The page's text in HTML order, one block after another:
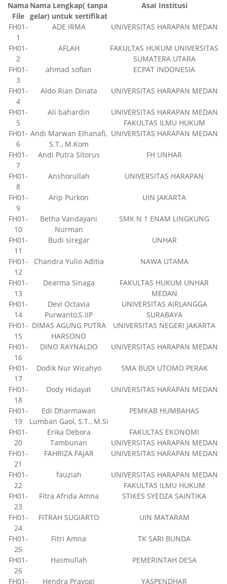
Nama
File
Nama Lengkap( tanpa
gelar) untuk sertifikat
AsaI Institusi
FH01-
1
ADE IRMA UNIVERSITAS HARAPAN MEDAN
FH01-
2
AFLAH
FAKULTAS HUKUM UNIVERSITAS
SUMATERA UTARA
FH01-
3
ahmad sofian ECPAT INDONESIA
FH01-
4
Aldo Rian Dinata UNIVERSITAS HARAPAN MEDAN
FH01-
5
Ali bahardin
UNIVERSITAS HARAPAN MEDAN
FAKULTAS ILMU HUKUM
FH01-
6
Andi Marwan Elhanafi,
S.T., M.Kom
UNIVERSITAS HARAPAN MEDAN
FH01-
7
Andi Putra Sitorus FH UNHAR
FH01-
8
Anshorullah UNIVERSITAS HARAPAN
FH01-
9
Arip Purkon UIN JAKARTA
FH01-
10
Betha Vandayani
Nurman
SMK N 1 ENAM LINGKUNG
FH01-
11
Budi siregar UNHAR
FH01-
12
Chandra Yulio Aditia NAWA UTAMA
FH01-
13
Dearma Sinaga
FAKULTAS HUKUM UNHAR
MEDAN
FH01-
14
Devi Octavia
Purwanto,S.IIP
UNIVERSITAS AIRLANGGA
SURABAYA
FH01-
15
DIMAS AGUNG PUTRA
HARSONO
UNIVERSITAS NEGERI JAKARTA
FH01-
16
DINO RAYNALDO UNIVERSITAS HARAPAN MEDAN
FH01-
17
Dodik Nur Wicahyo SMA BUDI UTOMO PERAK
FH01-
18
Dody Hidayat UNIVERSITAS HARAPAN MEDAN
FH01-
19
Edi Dharmawan
Lumban Gaol, S.T., M.Si
PEMKAB HUMBAHAS
FH01-
20
Erika Debora
Tambunan
FAKULTAS EKONOMI
UNIVERSITAS HARAPAN MEDAN
FH01-
21
FAHRIZA FAJAR UNIVERSITAS HARAPAN MEDAN
FH01-
22
fauziah
UNIVERSITAS HARAPAN MEDAN
FAKULTAS ILMU HUKUM
FH01-
23
Fitra Afrida Amna STIKES SYEDZA SAINTIKA
FH01-
24
FITRAH SUGIARTO UIN MATARAM
FH01-
25
Fitri Amna TK SARI BUNDA
FH01-
26
Hasmullah PEMERINTAH DESA
FH01- Hendra Prayogi YASPENDHAR